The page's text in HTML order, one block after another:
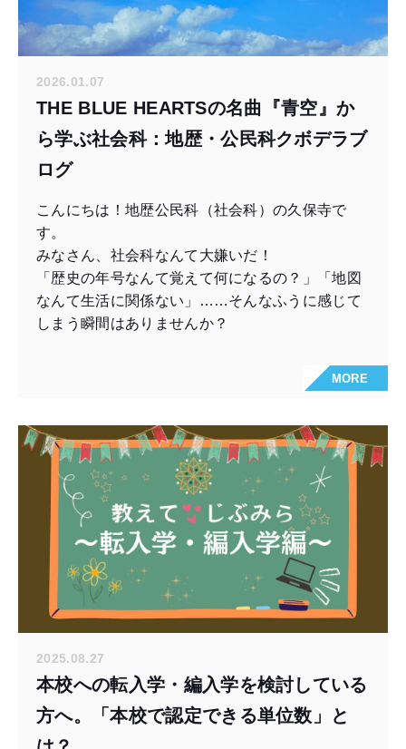
2026.01.07
THE BLUE HEARTSの名曲『青空』か
ら学ぶ社会科：地歴・公民科クボデラブ
ログ
こんにちは！地歴公民科（社会科）の久保寺で
す。
みなさん、社会科なんて大嫌いだ！
「歴史の年号なんて覚えて何になるの？」「地図
なんて生活に関係ない」……そんなふうに感じて
しまう瞬間はありませんか？
MORE
2025.08.27
本校への転入学・編入学を検討している
方へ。「本校で認定できる単位数」と